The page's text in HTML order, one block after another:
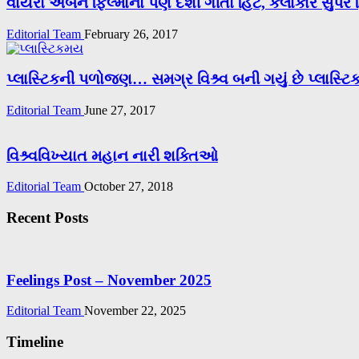
Editorial Team February 26, 2017
પ્લાસ્ટિકની પળોજણ… સમગ્ર વિશ્ર્વ બની ગયું છે
Editorial Team June 27, 2017
વિશ્ર્વવિખ્યાત મહાન નારી શક્તિઓ
Editorial Team October 27, 2018
Recent Posts
Feelings Post – November 2025
Editorial Team November 22, 2025
Timeline